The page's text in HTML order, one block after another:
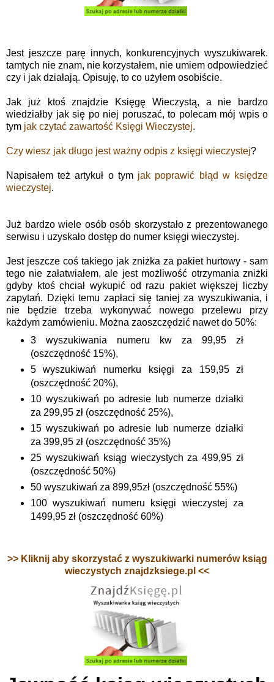
Jest jeszcze parę innych, konkurencyjnych wyszukiwarek.
tamtych nie znam, nie korzystałem, nie umiem odpowiedzieć
czy i jak działają. Opisuję, to co użyłem osobiście.
Jak już ktoś znajdzie Księgę Wieczystą, a nie bardzo
wiedziałby jak się po niej poruszać, to polecam mój wpis o
tym jak czytać zawartość Księgi Wieczystej.
Czy wiesz jak długo jest ważny odpis z księgi wieczystej?
Napisałem też artykuł o tym jak poprawić błąd w księdze
wieczystej.
Już bardzo wiele osób osób skorzystało z prezentowanego
serwisu i uzyskało dostęp do numer księgi wieczystej.
Jest jeszcze coś takiego jak zniżka za pakiet hurtowy - sam
tego nie załatwiałem, ale jest możliwość otrzymania zniżki
gdyby ktoś chciał wykupić od razu pakiet większej liczby
zapytań. Dzięki temu zapłaci się taniej za wyszukiwania, i
nie będzie trzeba wykonywać nowego przelewu przy
każdym zamówieniu. Można zaoszczędzić nawet do 50%:
3 wyszukiwania numeru kw za 99,95 zł
(oszczędność 15%),
5 wyszukiwań numerku księgi za 159,95 zł
(oszczędność 20%),
10 wyszukiwań po adresie lub numerze działki
za 299,95 zł (oszczędność 25%),
15 wyszukiwań po adresie lub numerze działki
za 399,95 zł (oszczędność 35%)
25 wyszukiwań ksiąg wieczystych za 499,95 zł
(oszczędność 50%)
50 wyszukiwań za 899,95zł (oszczędność 55%)
100 wyszukiwań numeru księgi wieczystej za
1499,95 zł (oszczędność 60%)
>> Kliknij aby skorzystać z wyszukiwarki numerów ksiąg
wieczystych znajdzksiege.pl <<